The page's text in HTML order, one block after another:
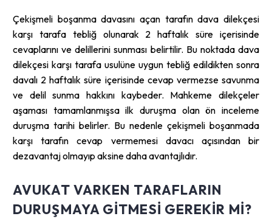
Çekişmeli boşanma davasını açan tarafın dava dilekçesi
karşı tarafa tebliğ olunarak 2 haftalık süre içerisinde
cevaplarını ve delillerini sunması belirtilir. Bu noktada dava
dilekçesi karşı tarafa usulüne uygun tebliğ edildikten sonra
davalı 2 haftalık süre içerisinde cevap vermezse savunma
ve delil sunma hakkını kaybeder. Mahkeme dilekçeler
aşaması tamamlanmışsa ilk duruşma olan ön inceleme
duruşma tarihi belirler. Bu nedenle çekişmeli boşanmada
karşı tarafın cevap vermemesi davacı açısından bir
dezavantaj olmayıp aksine daha avantajlıdır.
AVUKAT VARKEN TARAFLARIN
DURUŞMAYA GITMESI GEREKIR MI?